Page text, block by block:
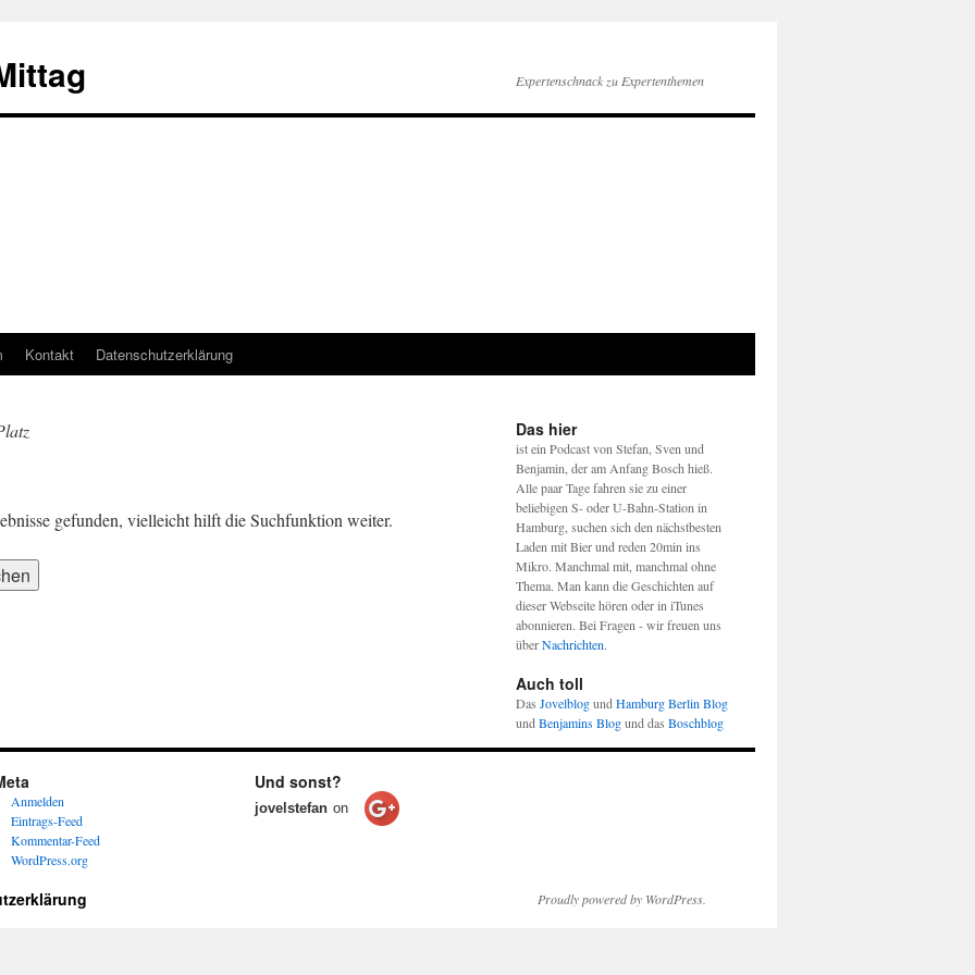
Expertenschnack zu Expertenthemen
Kontakt Datenschutzerklärung
gefunden, vielleicht hilft die Suchfunktion weiter.
Das hier
ist ein Podcast von Stefan, Sven und
Benjamin, der am Anfang Bosch hieß.
Alle paar Tage fahren sie zu einer
beliebigen S- oder U-Bahn-Station in
Hamburg, suchen sich den nächstbesten
Laden mit Bier und reden 20min ins
Mikro. Manchmal mit, manchmal ohne
Thema. Man kann die Geschichten auf
dieser Webseite hören oder in iTunes
abonnieren. Bei Fragen - wir freuen uns
überNachrichten.
Auch toll
Das Jovelblogund Hamburg Berlin Blog
und Benjamins Blogund das Boschblog
Anmelden
Eintrags-Feed
Kommentar-Feed
WordPress.org
Und sonst?
jovelstefan on
Proudly powered by WordPress.